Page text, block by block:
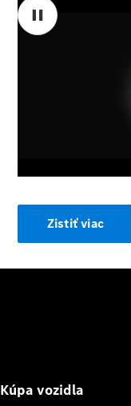
Benz
00:00 /
Zistiť viac
Kúpa vozidla